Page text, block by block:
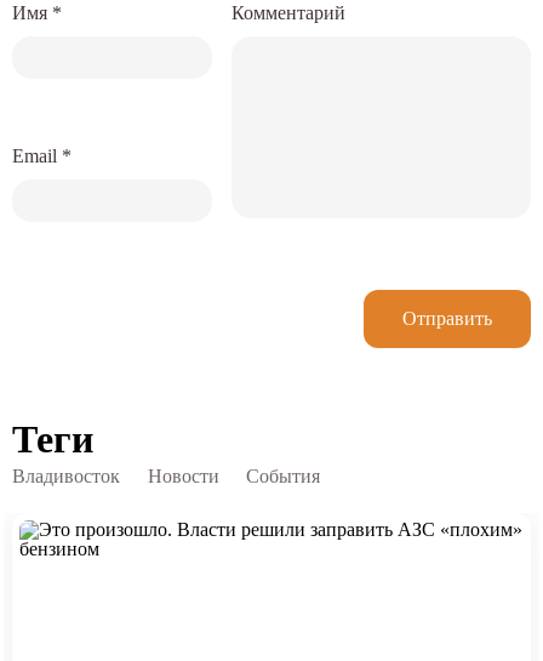
Комментарий
Имя *
Email *
Отправить
Теги
Владивосток Новости События